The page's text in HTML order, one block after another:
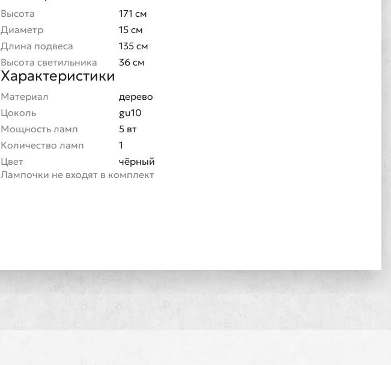
Высота
171 см
Диаметр
15 см
Длина подвеса
135 см
Высота светильника
36 см
Характеристики
Материал
дерево
Цоколь
gu10
Мощность ламп
5 вт
Количество ламп
1
Цвет
чёрный
Лампочки не входят в комплект